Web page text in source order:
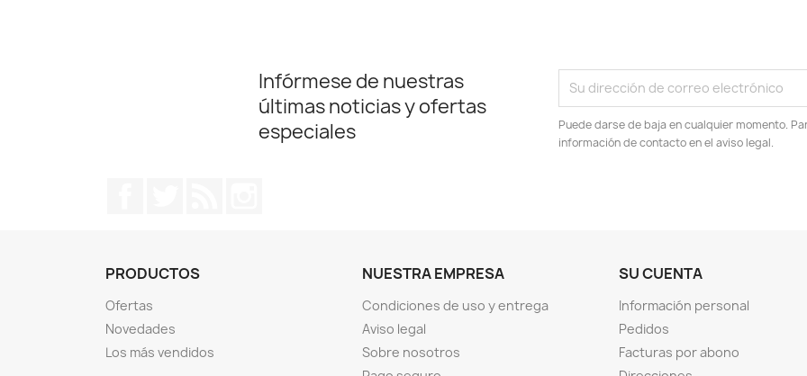
Infórmese de nuestras
últimas noticias y ofertas
especiales
Puede darse de baja en cualquier momento.
información de contacto en el aviso legal.
PRODUCTOS
Ofertas
Novedades
Los más vendidos
NUESTRA EMPRESA
Condiciones de uso y entrega
Aviso legal
Sobre nosotros
SU CUENTA
Información personal
Pedidos
Facturas por abono